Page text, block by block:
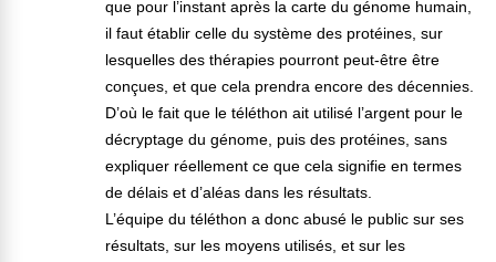
que pour l’instant après la carte du génome humain,
il faut établir celle du système des protéines, sur
lesquelles des thérapies pourront peut-être être
conçues, et que cela prendra encore des décennies.
D’où le fait que le téléthon ait utilisé l’argent pour le
décryptage du génome, puis des protéines, sans
expliquer réellement ce que cela signifie en termes
de délais et d’aléas dans les résultats.
L’équipe du téléthon a donc abusé le public sur ses
résultats, sur les moyens utilisés, et sur les